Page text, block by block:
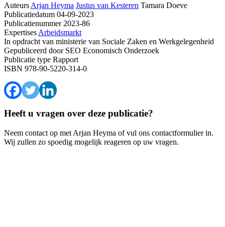
Auteurs Arjan Heyma Justus van Kesteren Tamara Doeve
Publicatiedatum 04-09-2023
Publicatienummer2023-86
Expertises Arbeidsmarkt
In opdracht van ministerie van Sociale Zaken en Werkgelegenheid
Gepubliceerd doorSEO Economisch Onderzoek
Publicatie type Rapport
ISBN 978-90-5220-314-0
Heeft u vragen over deze publicatie?
Neem contact op met Arjan Heyma of vul ons contactformulier in.
Wij zullen zo spoedig mogelijk reageren op uw vragen.